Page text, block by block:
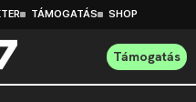
TÁMOGATÁS SHOP
Támogatás